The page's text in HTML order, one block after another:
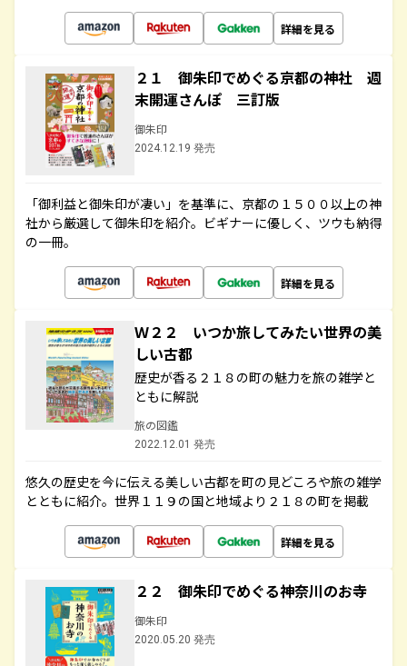
詳細を見る
２１ 御朱印でめぐる京都の神社 週
末開運さんぽ 三訂版
御朱印
2024.12.19 発売
「御利益と御朱印が凄い」を基準に、京都の１５００以上の神
社から厳選して御朱印を紹介。ビギナーに優しく、ツウも納得
の一冊。
詳細を見る
Ｗ２２ いつか旅してみたい世界の美
しい古都
歴史が香る２１８の町の魅力を旅の雑学と
ともに解説
旅の図鑑
2022.12.01 発売
悠久の歴史を今に伝える美しい古都を町の見どころや旅の雑学
とともに紹介。世界１１９の国と地域より２１８の町を掲載
詳細を見る
２２ 御朱印でめぐる神奈川のお寺
御朱印
2020.05.20 発売